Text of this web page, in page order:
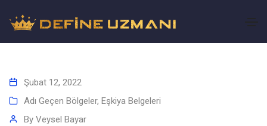
Şubat 12, 2022
Adı Geçen Bölgeler, Eşkiya Belgeleri
By Veysel Bayar